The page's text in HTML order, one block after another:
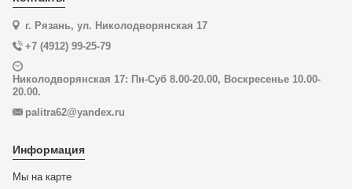
г. Рязань, ул. Николодворянская 17
+7 (4912) 99-25-79
Николодворянская 17: Пн-Суб 8.00-20.00, Воскресенье 10.00-
20.00.
palitra62@yandex.ru
Информация
Мы на карте